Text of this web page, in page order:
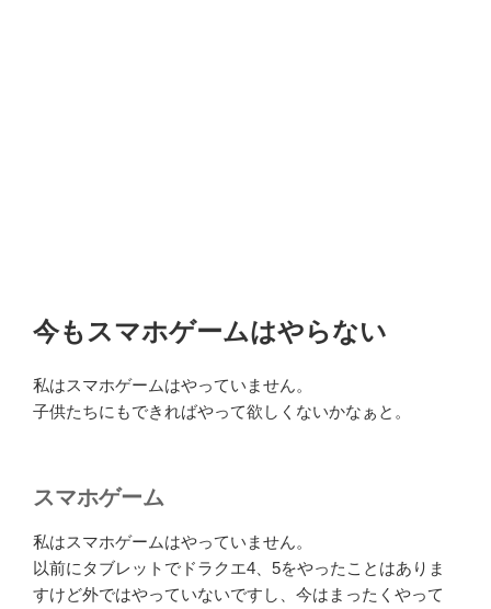
今もスマホゲームはやらない
私はスマホゲームはやっていません。
子供たちにもできればやって欲しくないかなぁと。
スマホゲーム
私はスマホゲームはやっていません。
以前にタブレットでドラクエ4、5をやったことはありま
すけど外ではやっていないですし、今はまったくやって